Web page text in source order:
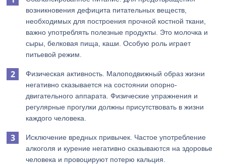
возникновения дефицита питательных веществ,
необходимых для построения прочной костной ткани,
важно употреблять полезные продукты. Это молочка и
сыры, белковая пища, каши. Особую роль играет
питьевой режим.
Физическая активность. Малоподвижный образ жизни
негативно сказывается на состоянии опорно-
двигательного аппарата. Физические упражнения и
регулярные прогулки должны присутствовать в жизни
каждого человека.
Исключение вредных привычек. Частое употребление
алкоголя и курение негативно сказываются на здоровье
человека и провоцируют потерю кальция.